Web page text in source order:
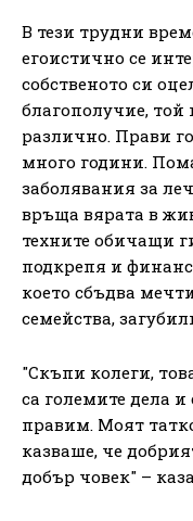
В тези трудни
егоистично се
собственото си
благополучие,
различно. Прави
много години.
заболявания за
връща вярата в
техните обичащи
подкрепя и
което сбъдва
семейства,
"Скъпи колеги,
са големите дела и
правим. Моят
казваше, че
добър човек" –